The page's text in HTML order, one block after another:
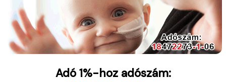
Adó 1%-hoz adószám: